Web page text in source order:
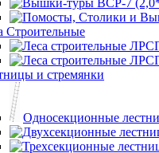
Строительные
и стремянки
Односекционные